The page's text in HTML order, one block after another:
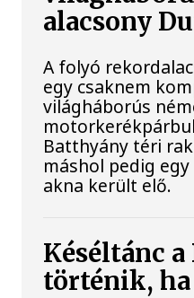
alacsony
A folyó
egy csaknem
világháborús
Batthyány téri
máshol pedig
akna került elő.
Késéltánc
történik, ha